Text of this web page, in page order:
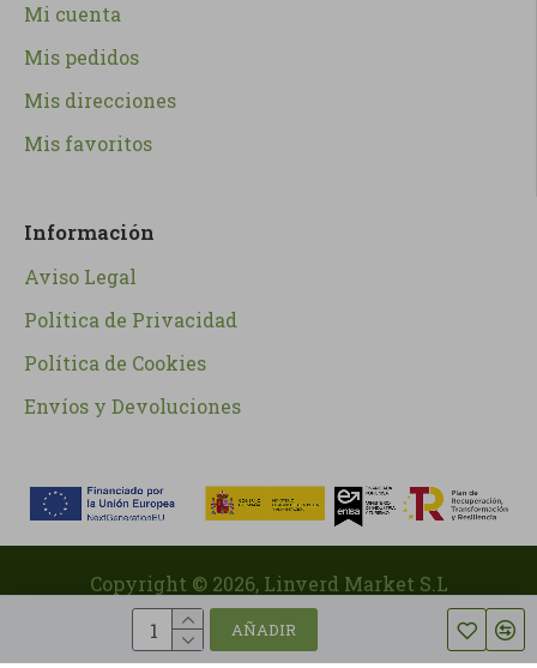
AÑADIR
Mi cuenta
Mis pedidos
Mis direcciones
Mis favoritos
Información
Aviso Legal
Política de Privacidad
Política de Cookies
Envíos y Devoluciones
Copyright © 2026, Linverd Market S.L